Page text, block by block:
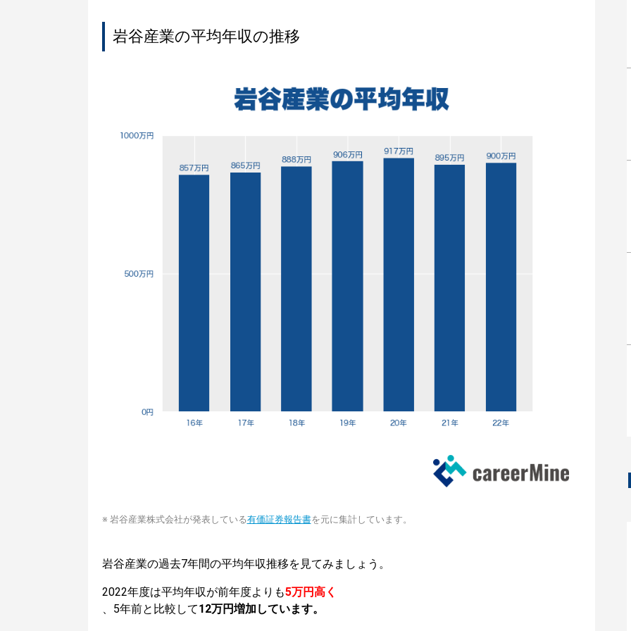
岩谷産業の平均年収の推移
※ 岩谷産業株式会社が発表している有価証券報告書を元に集計しています。
岩谷産業の過去7年間の平均年収推移を見てみましょう。
2022年度は平均年収が前年度よりも5万円高く
、5年前と比較して12万円増加しています。